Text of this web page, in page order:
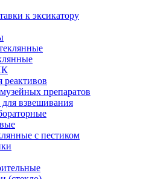
к эксикатору
реактивов
препаратов
взвешивания
с пестиком